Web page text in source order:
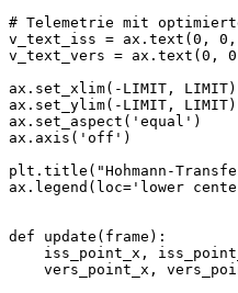
# Telemetrie mit
v_text_iss = ax.text(0,
v_text_vers = ax.text(0,
ax.set_xlim(-LIMIT, LIMIT)
ax.set_ylim(-LIMIT, LIMIT)
ax.set_aspect('equal')
ax.axis('off')
plt.title("Hohmann-
ax.legend(loc='lower
def update(frame):
iss_point_x,
vers_point_x,